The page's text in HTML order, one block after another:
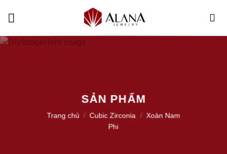
SẢN PHẨM
Trang chủ / Cubic Zirconia / Xoàn Nam
Phi